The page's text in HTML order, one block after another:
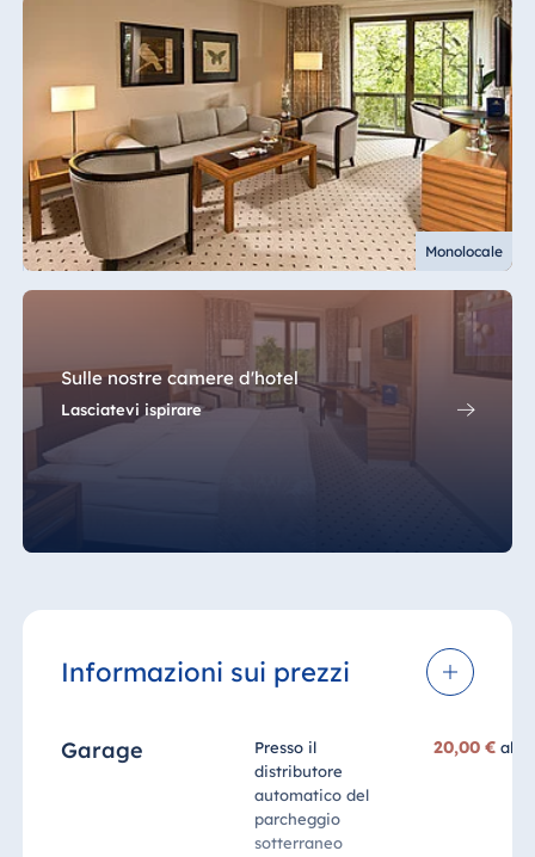
Monolocale
Sulle nostre camere d'hotel
Lasciatevi ispirare
Informazioni sui prezzi
Garage
Presso il
distributore
automatico del
parcheggio
sotterraneo
20,00 € al